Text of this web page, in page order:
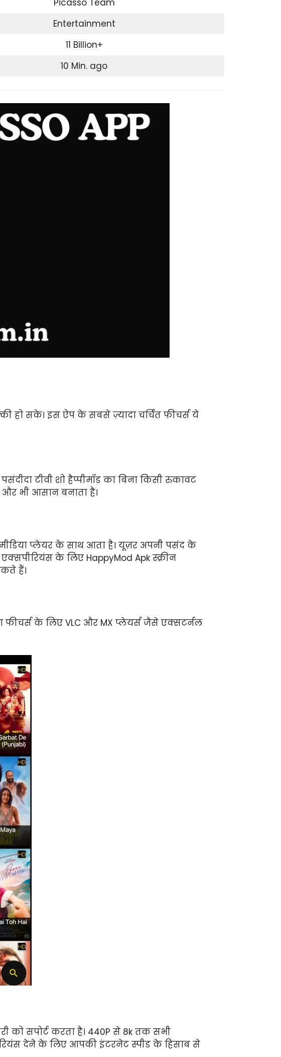
Picasso Team
Entertainment
11 Billion+
10 Min. ago
हो सके। इस ऐप के सबसे ज़्यादा चर्चित फीचर्स ये
टीवी शो हैप्पीमॉड का बिना किसी रुकावट
भी आसान बनाता है।
प्लेयर के साथ आता है। यूज़र अपनी पसंद के
के लिए HappyMod Apk स्क्रीन
हैं।
फीचर्स के लिए VLC और MX प्लेयर्स जैसे एक्सटर्नल
को सपोर्ट करता है। 440P से 8k तक सभी
देने के लिए आपकी इंटरनेट स्पीड के हिसाब से